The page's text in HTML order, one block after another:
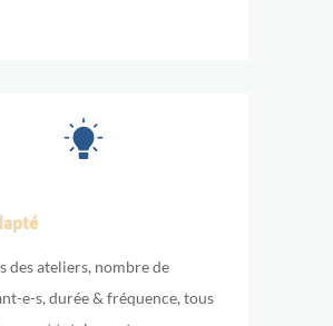
des ateliers, nombre de
e-s, durée & fréquence, tous